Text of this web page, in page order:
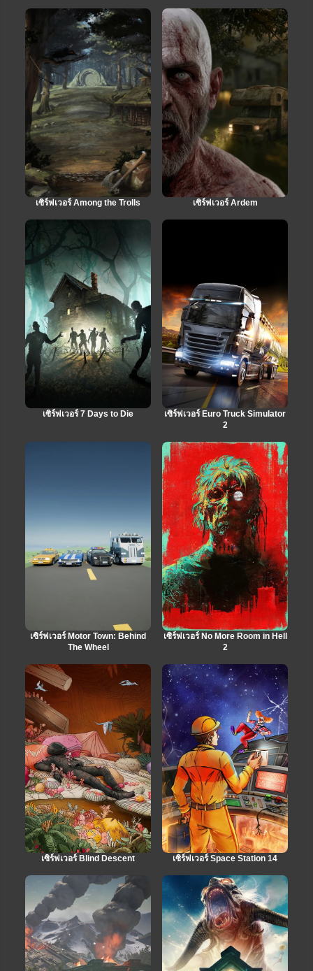
เซิร์ฟเวอร์ Among the Trolls เซิร์ฟเวอร์ Ardem
เซิร์ฟเวอร์ 7 Days to Die
เซิร์ฟเวอร์ Euro Truck Simulator
2
เซิร์ฟเวอร์ Motor Town: Behind
The Wheel
เซิร์ฟเวอร์ No More Room in Hell
2
เซิร์ฟเวอร์ Blind Descent เซิร์ฟเวอร์ Space Station 14